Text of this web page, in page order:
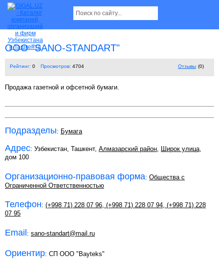
OOO "SANO-STANDART"
Рейтинг: 0 Просмотров: 4704 Отзывы (0)
Продажа газетной и офсетной бумаги.
Подразделы: Бумага
Адрес: Узбекистан, Ташкент, Алмазарский район, Широк улица,
дом 100
Организационно-правовая форма: Общества с
Ограниченной Ответственностью
Телефон: (+998 71) 228 07 96, (+998 71) 228 07 94, (+998 71) 228
07 95
Email: sano-standart@mail.ru
Ориентир: СП ООО "Bayteks"